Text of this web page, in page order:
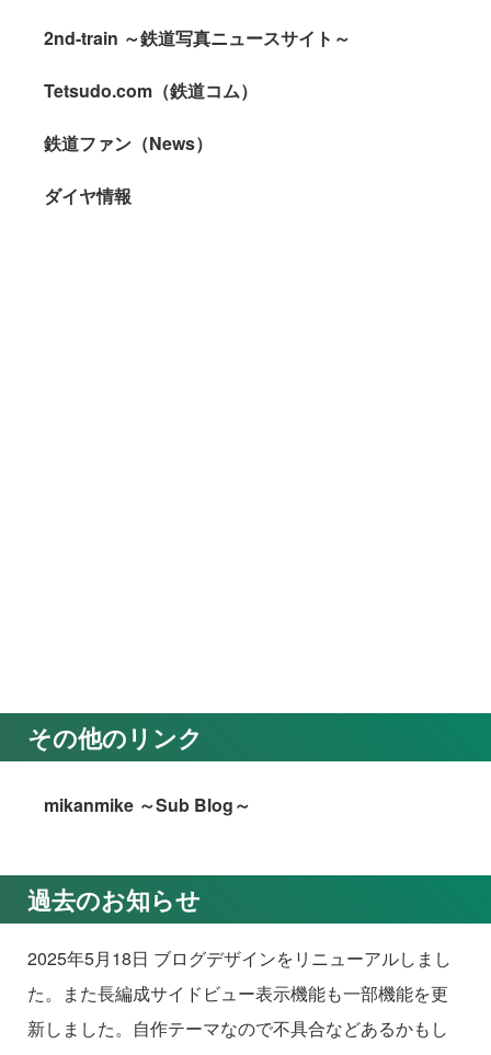
2nd-train ～鉄道写真ニュースサイト～
Tetsudo.com（鉄道コム）
鉄道ファン（News）
ダイヤ情報
その他のリンク
mikanmike ～Sub Blog～
過去のお知らせ
2025年5月18日 ブログデザインをリニューアルしまし
た。また長編成サイドビュー表示機能も一部機能を更
新しました。自作テーマなので不具合などあるかもし